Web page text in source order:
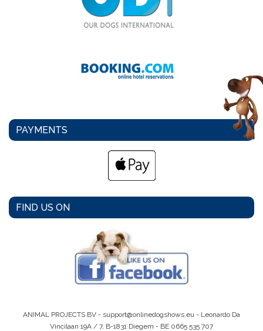
PAYMENTS
FIND US ON
ANIMAL PROJECTS BV - support@onlinedogshows.eu - Leonardo Da
Vincilaan 19A / 7, B-1831 Diegem - BE 0665 535 707